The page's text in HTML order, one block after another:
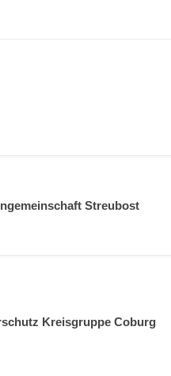
Streubost
Kreisgruppe Coburg